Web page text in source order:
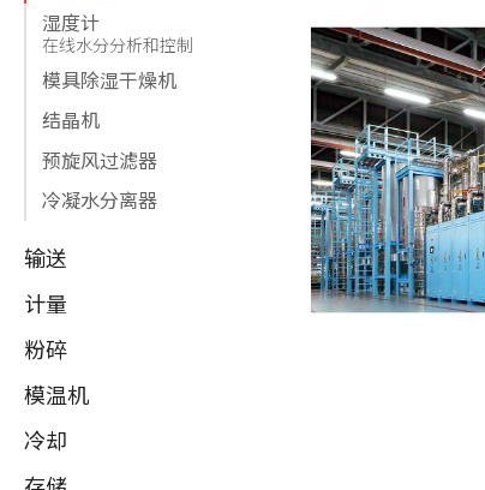
湿度计
在线水分分析和控制
模具除湿干燥机
结晶机
预旋风过滤器
冷凝水分离器
输送
计量
粉碎
模温机
冷却